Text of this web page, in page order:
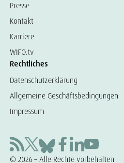
Presse
Kontakt
Karriere
WIFO.tv
Rechtliches
Datenschutzerklärung
Allgemeine Geschäftsbedingungen
Impressum
© 2026 – Alle Rechte vorbehalten